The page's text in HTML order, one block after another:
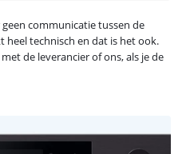
geen communicatie tussen de
heel technisch en dat is het ook.
de leverancier of ons, als je de